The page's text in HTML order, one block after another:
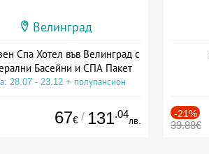
Велинград
Спа Хотел във Велинград с
Басейни и СПА Пакет
28.07 - 23.12 + полупансион
67€ / 131.04
лв.
-21%
39.88€